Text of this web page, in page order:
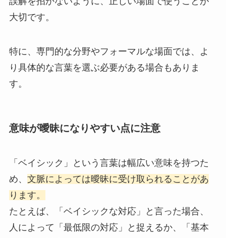
大切です。
特に、専門的な分野やフォーマルな場面では、よ
り具体的な言葉を選ぶ必要がある場合もありま
す。
意味が曖昧になりやすい点に注意
「ベイシック」という言葉は幅広い意味を持つた
め、 文脈によっては曖昧に受け取られることがあ
ります。
たとえば、「ベイシックな対応」と言った場合、
人によって「最低限の対応」と捉えるか、「基本